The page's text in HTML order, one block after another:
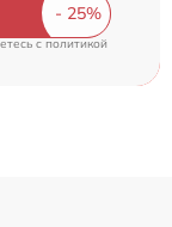
cполитикой